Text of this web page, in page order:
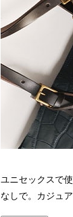
ユニセックスで
なしで。カジュ